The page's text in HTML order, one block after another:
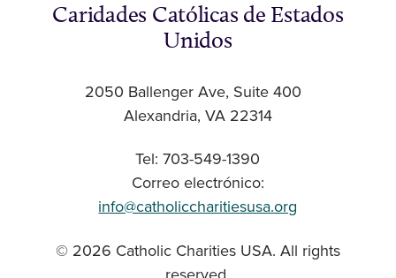
Caridades Católicas de Estados
Unidos
2050 Ballenger Ave, Suite 400
Alexandria, VA 22314
Tel: 703-549-1390
Correo electrónico:
info@catholiccharitiesusa.org
© 2026 Catholic Charities USA. All rights